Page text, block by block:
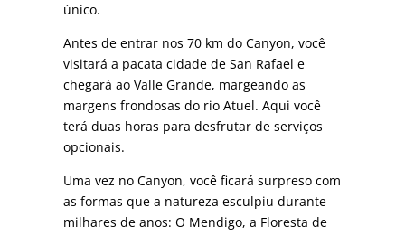
único.
Antes de entrar nos 70 km do Canyon, você
visitará a pacata cidade de San Rafael e
chegará ao Valle Grande, margeando as
margens frondosas do rio Atuel. Aqui você
terá duas horas para desfrutar de serviços
opcionais.
Uma vez no Canyon, você ficará surpreso com
as formas que a natureza esculpiu durante
milhares de anos: O Mendigo, a Floresta de